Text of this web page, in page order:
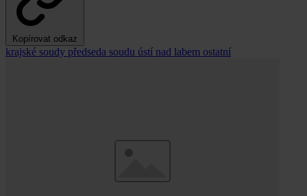
Kopírovat odkaz
krajské soudy předseda soudu ústí nad labem ostatní